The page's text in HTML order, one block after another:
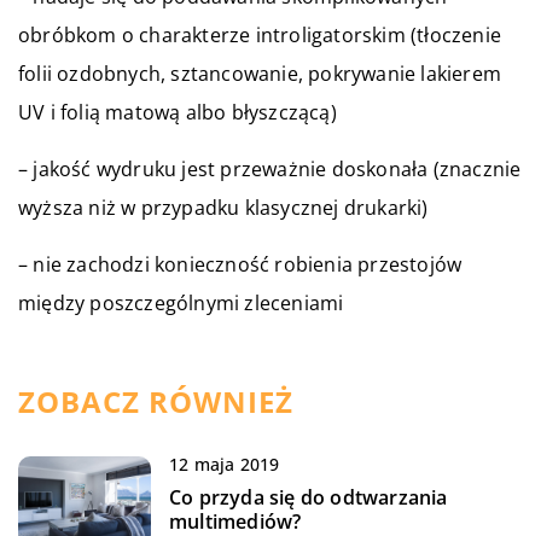
obróbkom o charakterze introligatorskim (tłoczenie
folii ozdobnych, sztancowanie, pokrywanie lakierem
UV i folią matową albo błyszczącą)
– jakość wydruku jest przeważnie doskonała (znacznie
wyższa niż w przypadku klasycznej drukarki)
– nie zachodzi konieczność robienia przestojów
między poszczególnymi zleceniami
ZOBACZ RÓWNIEŻ
12 maja 2019
Co przyda się do odtwarzania
multimediów?